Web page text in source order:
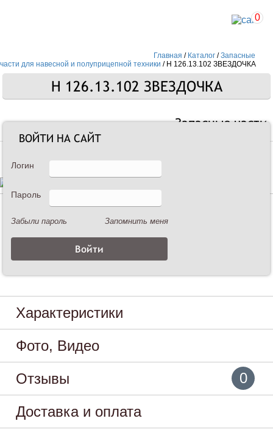
0
Главная / Каталог /Запасные
части для навесной и полуприцепной техники / Н 126.13.102 ЗВЕЗДОЧКА
Н 126.13.102 ЗВЕЗДОЧКА
Запасные части
Описание
Н 126.13.102 ЗВЕЗДОЧКА
Характеристики
Фото, Видео
Отзывы
0
Доставка и оплата
ВОЙТИ НА САЙТ
Логин
Пароль
Забыли пароль Запомнить меня